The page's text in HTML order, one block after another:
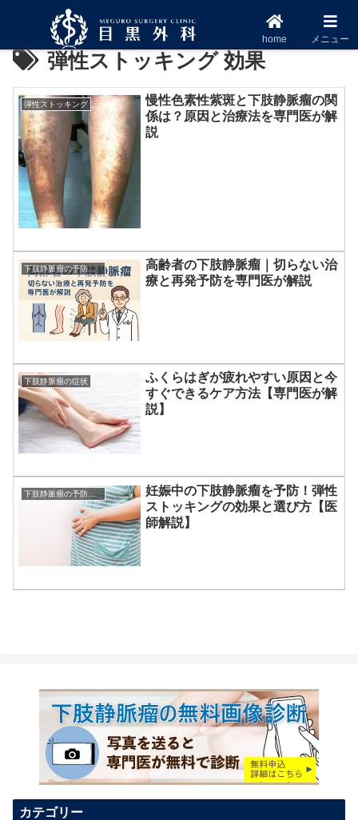
弾性ストッキング 効果
弾性ストッキング
慢性色素性紫斑と下肢静脈瘤の関
係は？原因と治療法を専門医が解
説
下肢静脈瘤の予防方法
高齢者の下肢静脈瘤｜切らない治
療と再発予防を専門医が解説
下肢静脈瘤の症状
ふくらはぎが疲れやすい原因と今
すぐできるケア方法【専門医が解
説】
下肢静脈瘤の予防方法
妊娠中の下肢静脈瘤を予防！弾性
ストッキングの効果と選び方【医
師解説】
カテゴリー
home メニュー